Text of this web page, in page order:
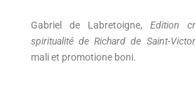
Gabriel de Labretoigne,Edition
spiritualité de Richard de Saint-
mali et promotione boni.